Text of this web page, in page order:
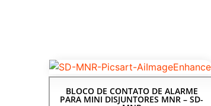
BLOCO DE CONTATO DE ALARME
PARA MINI DISJUNTORES MNR – SD-